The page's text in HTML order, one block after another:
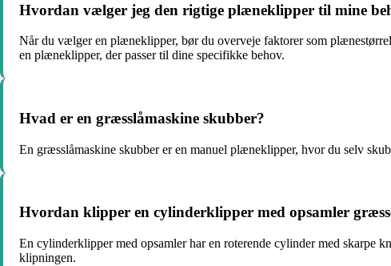
Hvordan vælger jeg den rigtige plæneklipper til mine
Når du vælger en plæneklipper, bør du overveje faktorer som
en plæneklipper, der passer til dine specifikke behov.
Hvad er en græsslåmaskine skubber?
En græsslåmaskine skubber er en manuel plæneklipper, hvor du selv
Hvordan klipper en cylinderklipper med opsamler
En cylinderklipper med opsamler har en roterende cylinder med skarpe
klipningen.